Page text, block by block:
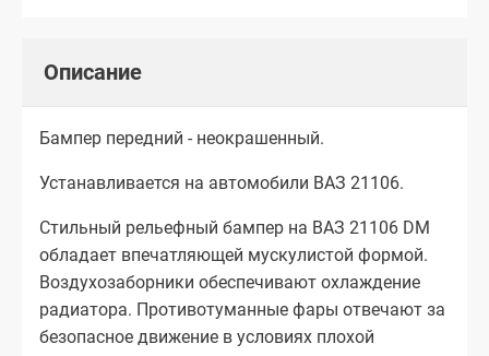
Описание
Бампер передний - неокрашенный.
Устанавливается на автомобили ВАЗ 21106.
Стильный рельефный бампер на ВАЗ 21106 DM
обладает впечатляющей мускулистой формой.
Воздухозаборники обеспечивают охлаждение
радиатора. Противотуманные фары отвечают за
безопасное движение в условиях плохой